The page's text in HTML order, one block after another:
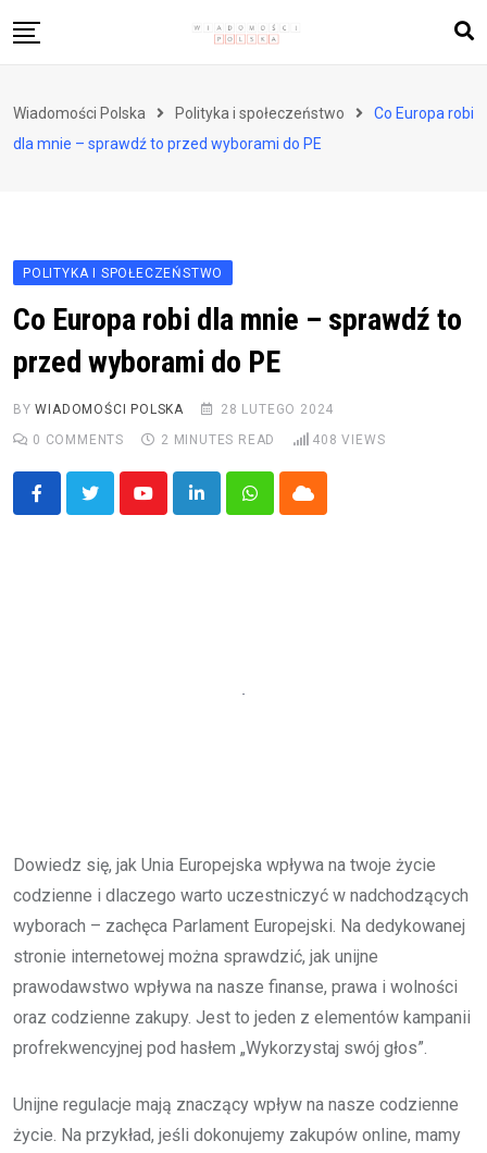
to
Zdrowie i styl życia
Wiadomości Polska Polityka i społeczeństwo
Co Europa robi
dla mnie – sprawdź to przed wyborami do PE
POLITYKA I SPOŁECZEŃSTWO
Co Europa robi dla mnie – sprawdź to
przed wyborami do PE
BYWIADOMOŚCI POLSKA
28 LUTEGO 2024
0 COMMENTS 2 MINUTES READ 408 VIEWS
YoutubeLinkedInWhatsappCloud
Dowiedz się, jak Unia Europejska wpływa na twoje życie
codzienne i dlaczego warto uczestniczyć w nadchodzących
wyborach – zachęca Parlament Europejski. Na dedykowanej
stronie internetowej można sprawdzić, jak unijne
prawodawstwo wpływa na nasze finanse, prawa i wolności
oraz codzienne zakupy. Jest to jeden z elementów kampanii
profrekwencyjnej pod hasłem „Wykorzystaj swój głos”.
Unijne regulacje mają znaczący wpływ na nasze codzienne
życie. Na przykład, jeśli dokonujemy zakupów online, mamy